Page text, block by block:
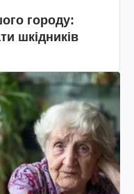
городу:
шкідників